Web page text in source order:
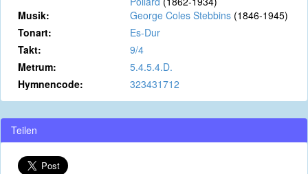
Musik:
George Coles Stebbins (1846-1945)
Tonart:
Es-Dur
Takt:
9/4
Metrum:
5.4.5.4.D.
Hymnencode:
323431712
Teilen